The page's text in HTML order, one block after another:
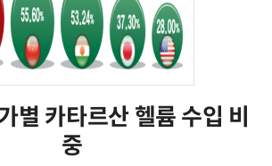
별 카타르산 헬륨 수입 비
중